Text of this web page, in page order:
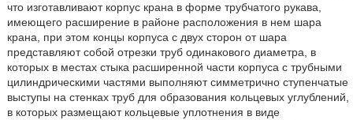
что изготавливают корпус крана в форме трубчатого рукава,
имеющего расширение в районе расположения в нем шара
крана, при этом концы корпуса с двух сторон от шара
представляют собой отрезки труб одинакового диаметра, в
которых в местах стыка расширенной части корпуса с трубными
цилиндрическими частями выполняют симметрично ступенчатые
выступы на стенках труб для образования кольцевых углублений,
в которых размещают кольцевые уплотнения в виде